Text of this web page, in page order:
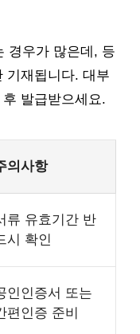
경우가 많은데, 등
기재됩니다. 대부
발급받으세요.
의사항
류 유효기간 반
시 확인
인인증서 또는
편인증 준비